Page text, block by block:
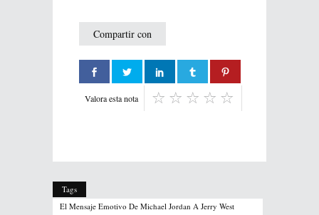
Compartir con
Valora esta nota
Tags
El Mensaje Emotivo De Michael Jordan A Jerry West